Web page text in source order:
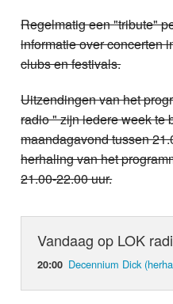
Regelmatig een "tribute"
informatie over concerten
clubs en festivals.
Uitzendingen van het
radio " zijn iedere week te
maandagavond tussen
herhaling van het
21.00-22.00 uur.
Vandaag op LOK
20:00 Decennium Dick